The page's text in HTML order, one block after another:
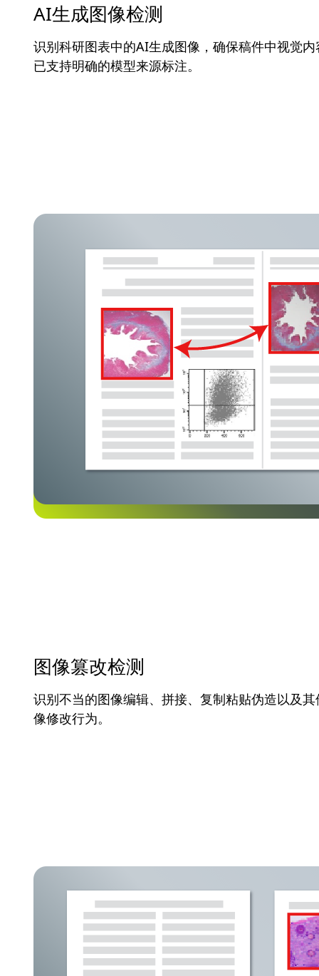
AI生成图像检测
识别科研图表中的AI生成图像，确保稿件中视觉
已支持明确的模型来源标注。
图像篡改检测
识别不当的图像编辑、拼接、复制粘贴伪造以及
像修改行为。